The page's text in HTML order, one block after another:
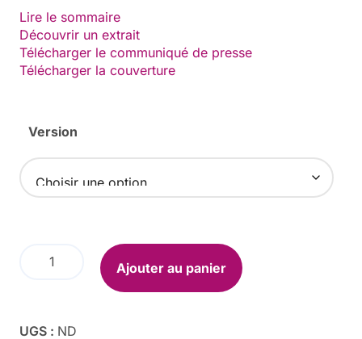
Lire le sommaire
Découvrir un extrait
Télécharger le communiqué de presse
Télécharger la couverture
Version
Inclusi(.f.v.e.s)
Ajouter au panier
UGS : ND